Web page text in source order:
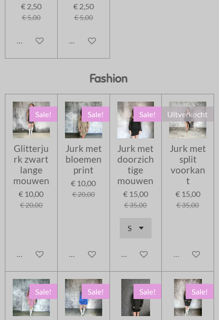
€ 2,50
€ 5,00
In winkelwagen
€ 2,50
€ 5,00
In winkelwagen
Fashion
Sale!
Glitterju
rk zwart
lange
mouwen
€ 10,00
€ 20,00
In winkelwagen
Sale!
Jurk met
bloemen
print
€ 10,00
€ 20,00
In winkelwagen
Sale!
Jurk met
doorzich
tige
mouwen
€ 15,00
€ 35,00
In winkelwagen
Uitverkocht
Jurk met
split
voorkan
t
€ 15,00
€ 35,00
Uitverkocht
Sale! Sale! Sale! Sale!